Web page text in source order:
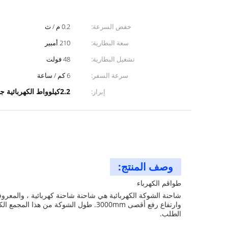
خفض السرعة: 0.2 م / ث
سعة البطارية:
210 أمبير
تشغيل البطارية:
48 فولت
سرعة السفر:
6 كم / ساعة
إبراز:
2.2كيلوواط الكهربائية جاك علبة,علبة الكهرباء جاك ستاكر,1150 ملم الكهربائية علبة الصناديق
وصف المنتج:
طواقم الكهرباء
الطلب.